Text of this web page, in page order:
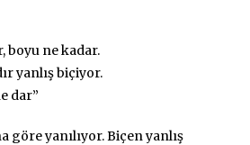
boyu ne kadar.
yanlış biçiyor.
dar”
göre yanılıyor. Biçen yanlış